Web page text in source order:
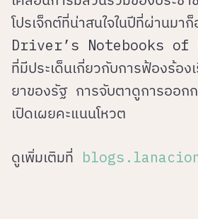
โปรเจ็กต์ที่น่าสนใจในปีที่ผ่านมา
Driver’s Notebooks of
ที่มีประเด็นเกี่ยวกับการฟ้องร้อง
ยาของรัฐ การจับตาดูการออก
เปิดเผยคะแนนโหวต
ดูเพิ่มเติมที่